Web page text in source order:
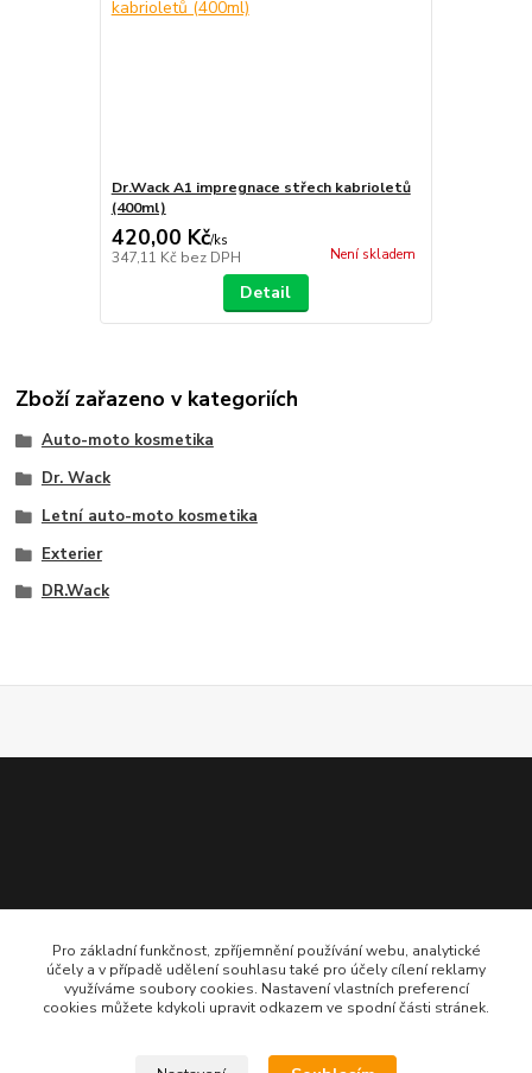
Dr.Wack A1 impregnace střech kabrioletů
(400ml)
420,00 Kč/ks
347,11 Kč bez DPH Není skladem
Detail
Zboží zařazeno v kategoriích
Auto-moto kosmetika
Dr. Wack
Letní auto-moto kosmetika
Exterier
DR.Wack
+420 773 549 620
Pro základní funkčnost, zpříjemnění používání webu, analytické
účely a v případě udělení souhlasu také pro účely cílení reklamy
využíváme soubory cookies. Nastavení vlastních preferencí
cookies můžete kdykoli upravit odkazem ve spodní části stránek.